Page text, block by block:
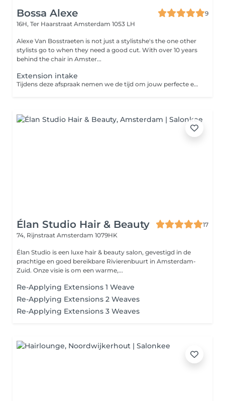
Bossa Alexe
9
16H, Ter Haarstraat Amsterdam 1053 LH
Alexe Van Bosstraeten is not just a stylistshe's the one other
stylists go to when they need a good cut. With over 10 years
behind the chair in Amster...
Extension intake
Tijdens deze afspraak nemen we de tijd om jouw perfecte extension match te vinden. We bespreken de gewenste look, kiezen de juiste kleur en bepalen de benodigde hoeveelheid haar. Wanneer de extensions worden besteld, vragen we een aanbetaling. De €50 voor de intake wordt volledig verrekend met de behandeling op de dag dat de extensions worden geplaatst.
Élan Studio Hair & Beauty
17
74, Rijnstraat Amsterdam 1079HK
Élan Studio is een luxe hair & beauty salon, gevestigd in de
prachtige en goed bereikbare Rivierenbuurt in Amsterdam-
Zuid. Onze visie is om een warme,...
Re-Applying Extensions 1 Weave
Re-Applying Extensions 2 Weaves
Re-Applying Extensions 3 Weaves